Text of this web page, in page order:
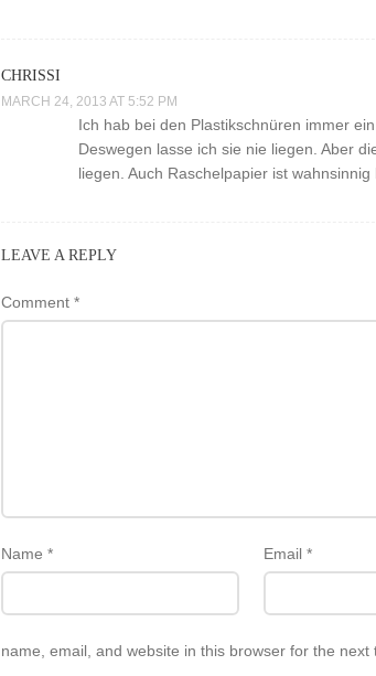
CHRISSI
MARCH 24, 2013 AT 5:52 PM
Ich hab bei den Plastikschnüren immer
Deswegen lasse ich sie nie liegen. Aber
liegen. Auch Raschelpapier ist wahnsinnig
LEAVE A REPLY
Comment *
Name * Email *
name, email, and website in this browser for the next